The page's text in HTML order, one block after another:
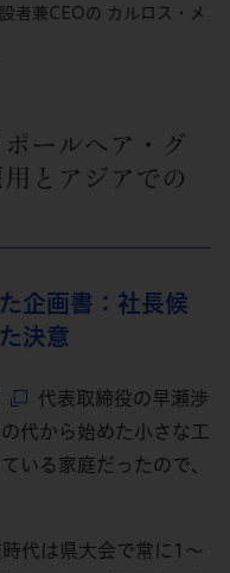
者兼CEOの カルロス・メ
ールヘア・グ
とアジアでの
企画書：社長候
決意
代表取締役の早瀬渉
代から始めた小さな工
いる家庭だったので、
代は県大会で常に1～